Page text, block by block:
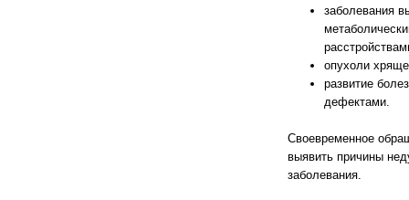
заболевания
опухоли
развитие
дефектами.
Своевременное
выявить причины
заболевания.